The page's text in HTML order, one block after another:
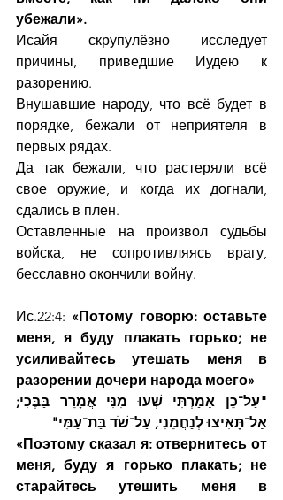
убежали».
Исайя скрупулёзно исследует
причины, приведшие Иудею к
разорению.
Внушавшие народу, что всё будет в
порядке, бежали от неприятеля в
первых рядах.
Да так бежали, что растеряли всё
свое оружие, и когда их догнали,
сдались в плен.
Оставленные на произвол судьбы
войска, не сопротивляясь врагу,
бесславно окончили войну.
Ис.22:4: «Потому говорю: оставьте
меня, я буду плакать горько; не
усиливайтесь утешать меня в
разорении дочери народа моего»
אַל־תָּאִיצוּ לְנַחֲמֵנִי, עַל־שֹׁד בַּת־עַמִּי"
«Поэтому сказал я: отвернитесь от
меня, буду я горько плакать; не
старайтесь утешить меня в